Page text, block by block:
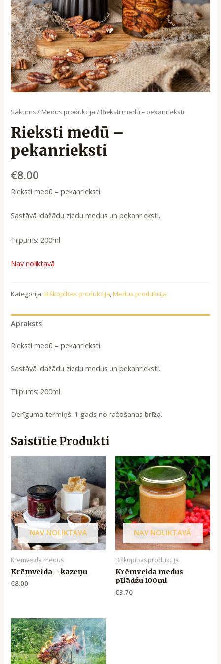
Sākums / Medus produkcija / Rieksti medū – pekanrieksti
Rieksti medū –
pekanrieksti
€8.00
Rieksti medū – pekanrieksti.
Sastāvā: dažādu ziedu medus un pekanrieksti.
Tilpums: 200ml
Nav noliktavā
Kategorija:Biškopības produkcija,Medus produkcija
Apraksts
Rieksti medū – pekanrieksti.
Sastāvā: dažādu ziedu medus un pekanrieksti.
Tilpums: 200ml
Derīguma termiņš: 1 gads no ražošanas brīža.
Saistītie Produkti
NAV NOLIKTAVĀ
Krēmveida medus
Krēmveida – kazeņu
€8.00
NAV NOLIKTAVĀ
Biškopības produkcija
Krēmveida medus –
pīlādžu 100ml
€3.70